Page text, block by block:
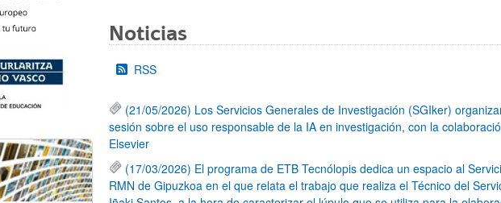
Noticias
RSS
(21/05/2026) Los Servicios Generales de Investigación (SGIker)
sesión sobre el uso responsable de la IA en investigación, con la
Elsevier
(17/03/2026) El programa de ETB Tecnólopis dedica un espacio al
RMN de Gipuzkoa en el que relata el trabajo que realiza el Técnico del